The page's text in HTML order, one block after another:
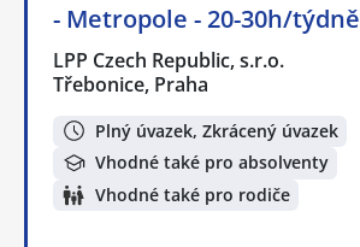
- Metropole - 20-30h/týdně
LPP Czech Republic, s.r.o.
Třebonice, Praha
Plný úvazek, Zkrácený úvazek
Vhodné také pro absolventy
Vhodné také pro rodiče